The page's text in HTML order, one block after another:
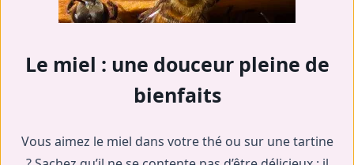
Le miel : une douceur pleine de
bienfaits
Vous aimez le miel dans votre thé ou sur une tartine